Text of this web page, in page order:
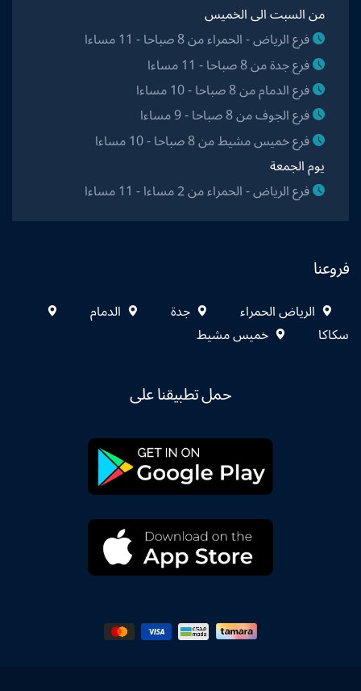
من السبت الى الخميس
فرع الرياض - الحمراء من 8 صباحا - 11 مساءا
فرع جدة من 8 صباحا - 11 مساءا
فرع الدمام من 8 صباحا - 10 مساءا
فرع الجوف من 8 صباحا - 9 مساءا
فرع خميس مشيط من 8 صباحا - 10 مساءا
يوم الجمعة
فرع الرياض - الحمراء من 2 مساءا - 11 مساءا
فروعنا
الرياض الحمراء جدة
الدمام
سكاكا
خميس مشيط
حمل تطبيقنا على